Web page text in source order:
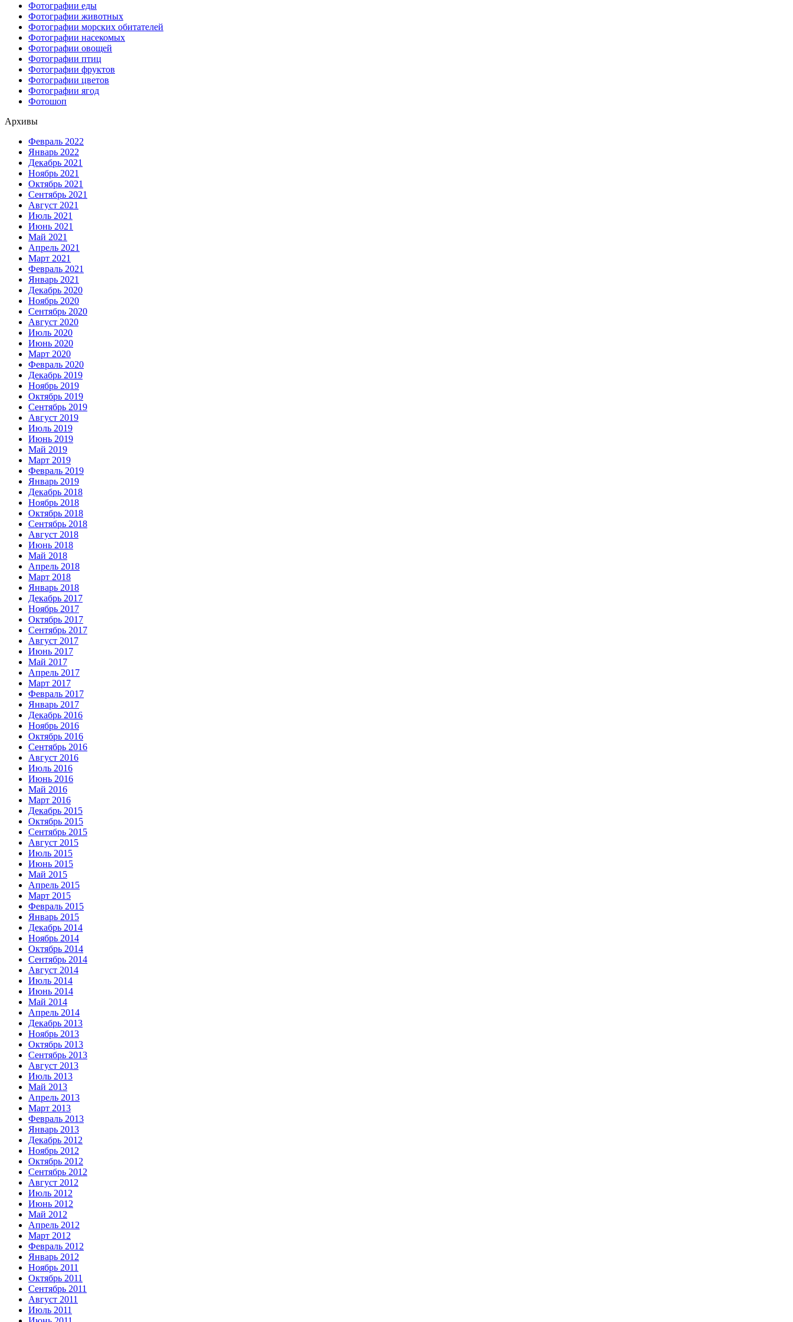
Фотографии еды
Фотографии животных
Фотографии морских обитателей
Фотографии насекомых
Фотографии овощей
Фотографии птиц
Фотографии фруктов
Фотографии цветов
Фотографии ягод
Фотошоп
Архивы
Февраль 2022
Январь 2022
Декабрь 2021
Ноябрь 2021
Октябрь 2021
Сентябрь 2021
Август 2021
Июль 2021
Июнь 2021
Май 2021
Апрель 2021
Март 2021
Февраль 2021
Январь 2021
Декабрь 2020
Ноябрь 2020
Сентябрь 2020
Август 2020
Июль 2020
Июнь 2020
Март 2020
Февраль 2020
Декабрь 2019
Ноябрь 2019
Октябрь 2019
Сентябрь 2019
Август 2019
Июль 2019
Июнь 2019
Май 2019
Март 2019
Февраль 2019
Январь 2019
Декабрь 2018
Ноябрь 2018
Октябрь 2018
Сентябрь 2018
Август 2018
Июнь 2018
Май 2018
Апрель 2018
Март 2018
Январь 2018
Декабрь 2017
Ноябрь 2017
Октябрь 2017
Сентябрь 2017
Август 2017
Июнь 2017
Май 2017
Апрель 2017
Март 2017
Февраль 2017
Январь 2017
Декабрь 2016
Ноябрь 2016
Октябрь 2016
Сентябрь 2016
Август 2016
Июль 2016
Июнь 2016
Май 2016
Март 2016
Декабрь 2015
Октябрь 2015
Сентябрь 2015
Август 2015
Июль 2015
Июнь 2015
Май 2015
Апрель 2015
Март 2015
Февраль 2015
Январь 2015
Декабрь 2014
Ноябрь 2014
Октябрь 2014
Сентябрь 2014
Август 2014
Июль 2014
Июнь 2014
Май 2014
Апрель 2014
Декабрь 2013
Ноябрь 2013
Октябрь 2013
Сентябрь 2013
Август 2013
Июль 2013
Май 2013
Апрель 2013
Март 2013
Февраль 2013
Январь 2013
Декабрь 2012
Ноябрь 2012
Октябрь 2012
Сентябрь 2012
Август 2012
Июль 2012
Июнь 2012
Май 2012
Апрель 2012
Март 2012
Февраль 2012
Январь 2012
Ноябрь 2011
Октябрь 2011
Сентябрь 2011
Август 2011
Июль 2011